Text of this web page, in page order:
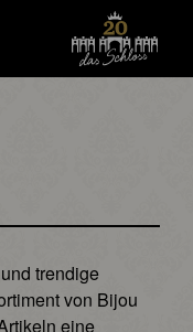
trendige
von Bijou
eine